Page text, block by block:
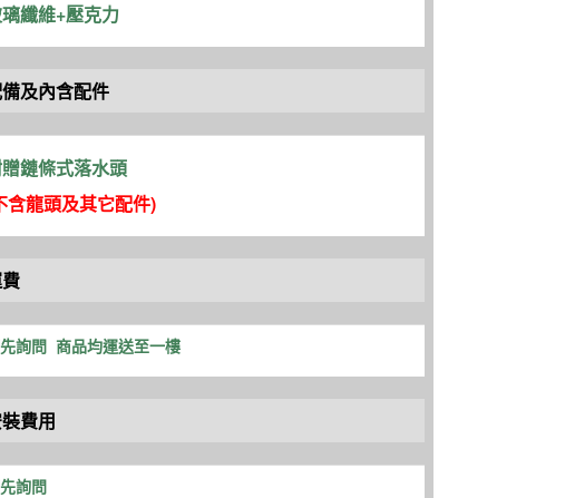
纖維+壓克力
及內含配件
鏈條式落水頭
含龍頭及其它配件)
詢問 商品均運送至一樓
費用
詢問